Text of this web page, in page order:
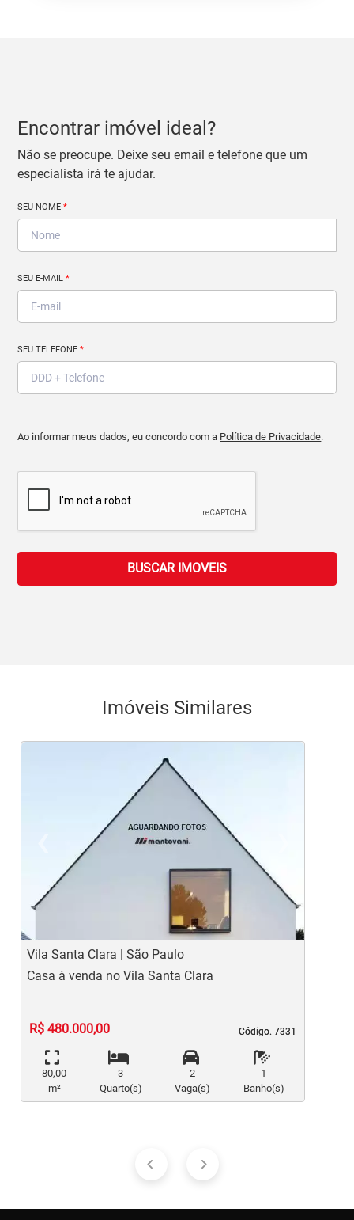
Encontrar imóvel ideal?
Não se preocupe. Deixe seu email e telefone que um
especialista irá te ajudar.
SEU NOME*
SEU E-MAIL*
SEU TELEFONE*
Ao informar meus dados, eu concordo com a Política de Privacidade.
BUSCAR IMOVEIS
Imóveis Similares
Previous
Vila Santa Clara | São Paulo
Código. 7331
Código. 7331
Casa à venda no Vila Santa Clara
R$ 480.000,00
80,00
m²
3
Quarto(s)
2
Vaga(s)
1
Banho(s)